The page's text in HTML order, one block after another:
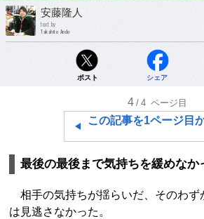
安藤隆人
text by
Takahito Ando
ポスト シェア
4 /4 ページ目
この記事を1ページ目
最後の最後まで気持ちを緩めなか
相手の気持ちが揺らいだ、そのわず
は見逃さなかった。